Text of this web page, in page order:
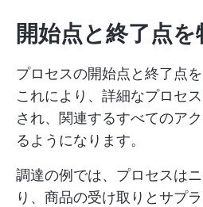
開始点と終了点を
プロセスの開始点と終了点
これにより、詳細なプロセ
され、関連するすべてのア
るようになります。
調達の例では、プロセスは
り、商品の受け取りとサプ